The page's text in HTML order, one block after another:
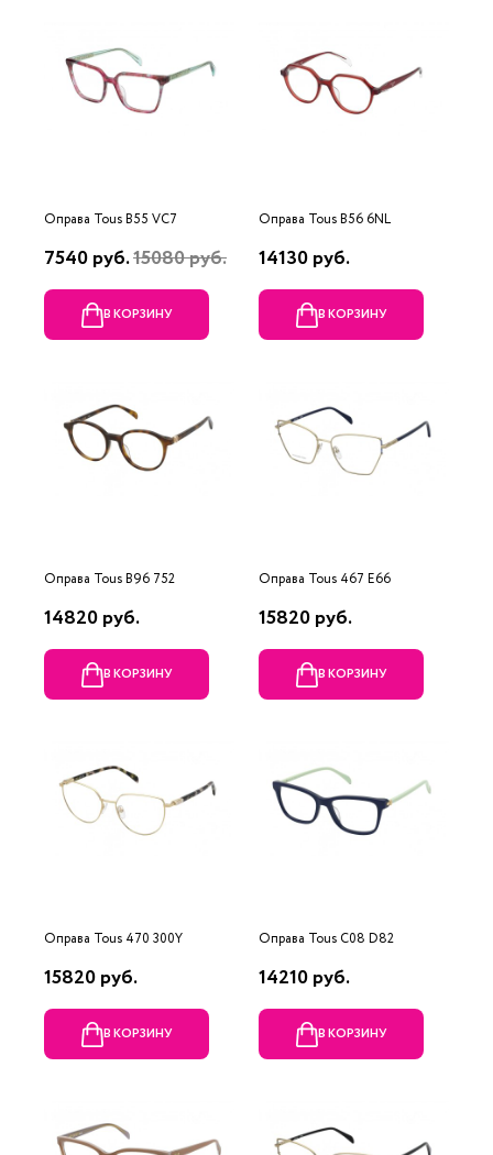
Оправа Tous B55 VC7
7540 руб.15080 руб.
В КОРЗИНУ
Оправа Tous B56 6NL
14130 руб.
В КОРЗИНУ
Оправа Tous B96 752
14820 руб.
В КОРЗИНУ
Оправа Tous 467 E66
15820 руб.
В КОРЗИНУ
Оправа Tous 470 300Y
15820 руб.
В КОРЗИНУ
Оправа Tous C08 D82
14210 руб.
В КОРЗИНУ